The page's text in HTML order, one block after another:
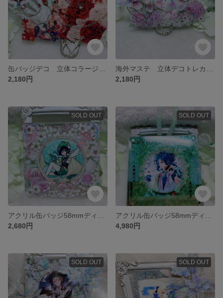
2,180円
2,180円
SOLD OUT
2,680円
SOLD OUT
4,980円
SOLD OUT SOLD OUT